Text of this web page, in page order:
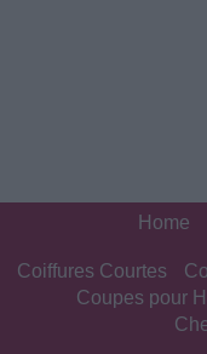
Home
Coiffures Courtes
Coupes pour